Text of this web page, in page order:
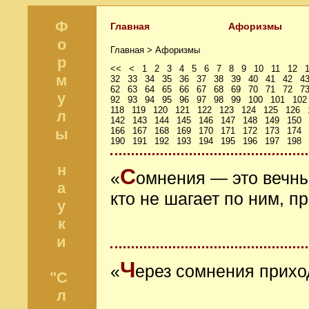
Ф
о
р
м
у
л
ы
н
а
у
к
и
"С
л
Главная Афоризмы
Главная > Афоризмы
<<
< 1 2 3 4 5 6 7 8 9 10 11 12
32
33 34 35 36 37 38 39 40 41 42
43
62
63 64 65 66 67 68 69 70 71 72
73
92
93 94 95 96 97 98 99 100 101
102
118
119 120 121 122 123 124 125 126
142
143 144 145 146 147 148 149
150
166
167 168 169 170 171 172 173
174
190
191 192 193 194 195 196 197 198
«Сомнения ― это
кто не шагает по ним,
«Через сомнения